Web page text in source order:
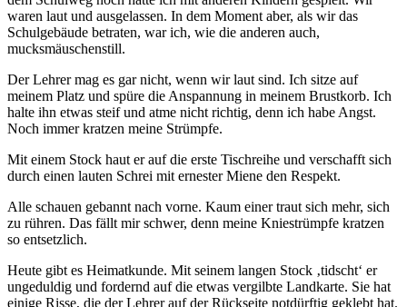
waren laut und ausgelassen. In dem Moment aber, als wir das
Schulgebäude betraten, war ich, wie die anderen auch,
mucksmäuschenstill.
Der Lehrer mag es gar nicht, wenn wir laut sind. Ich sitze auf
meinem Platz und spüre die Anspannung in meinem Brustkorb. Ich
halte ihn etwas steif und atme nicht richtig, denn ich habe Angst.
Noch immer kratzen meine Strümpfe.
Mit einem Stock haut er auf die erste Tischreihe und verschafft sich
durch einen lauten Schrei mit ernester Miene den Respekt.
Alle schauen gebannt nach vorne. Kaum einer traut sich mehr, sich
zu rühren. Das fällt mir schwer, denn meine Kniestrümpfe kratzen
so entsetzlich.
Heute gibt es Heimatkunde. Mit seinem langen Stock ‚tidscht‘ er
ungeduldig und fordernd auf die etwas vergilbte Landkarte. Sie hat
einige Risse, die der Lehrer auf der Rückseite notdürftig geklebt hat.